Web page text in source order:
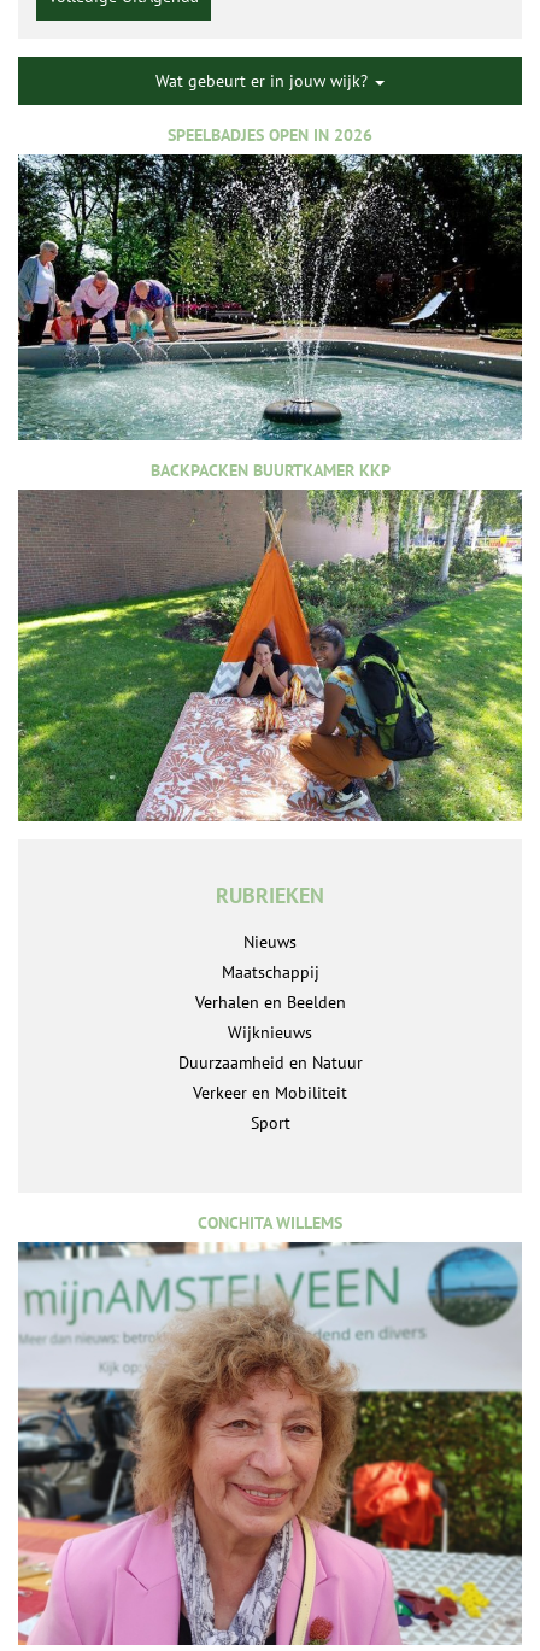
Wat gebeurt er in jouw wijk?
SPEELBADJES OPEN IN 2026
BACKPACKEN BUURTKAMER KKP
RUBRIEKEN
Nieuws
Maatschappij
Verhalen en Beelden
Wijknieuws
Duurzaamheid en Natuur
Verkeer en Mobiliteit
Sport
CONCHITA WILLEMS